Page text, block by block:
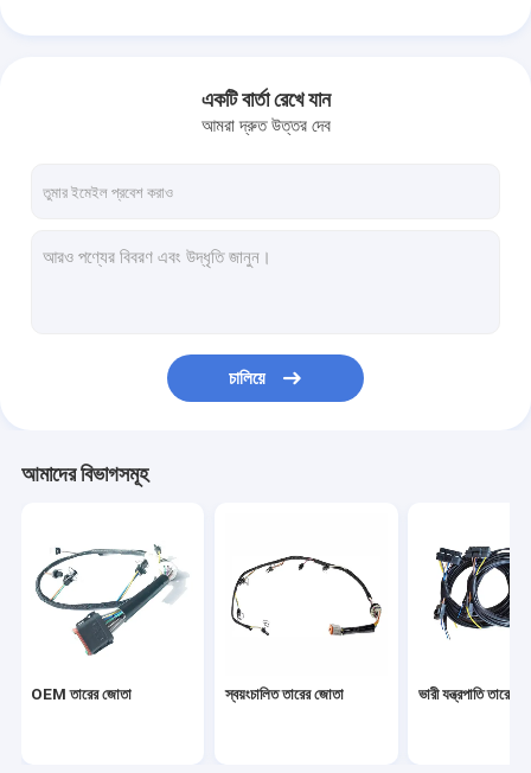
একটি বার্তা রেখে যান
আমরা দ্রুত উত্তর দেব
চালিয়ে
আমাদের বিভাগসমূহ
OEM তারের জোতা স্বয়ংচালিত তারের জোতা ভারী যন্ত্রপাতি তারের